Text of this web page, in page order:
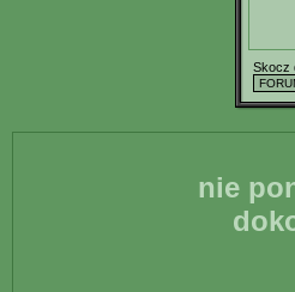
Skocz
nie